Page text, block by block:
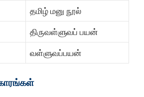
தமிழ் மனு நூல்
திருவள்ளுவப் பயன்
வள்ளுவப்பயன்